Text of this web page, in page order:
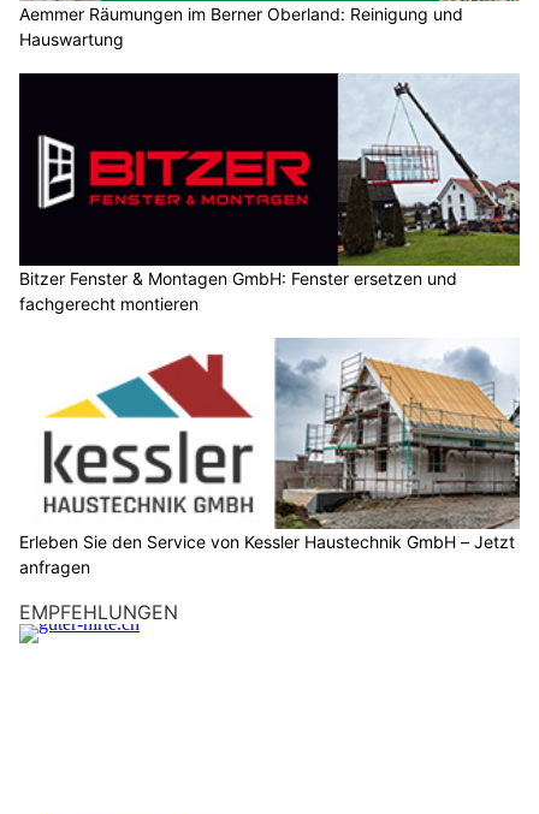
Aemmer Räumungen im Berner Oberland: Reinigung und
Hauswartung
Bitzer Fenster & Montagen GmbH: Fenster ersetzen und
fachgerecht montieren
Erleben Sie den Service von Kessler Haustechnik GmbH – Jetzt
anfragen
EMPFEHLUNGEN